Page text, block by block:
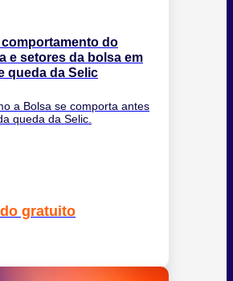
comportamento do
e setores da bolsa em
queda da Selic
a Bolsa se comporta antes
queda da Selic.
gratuito